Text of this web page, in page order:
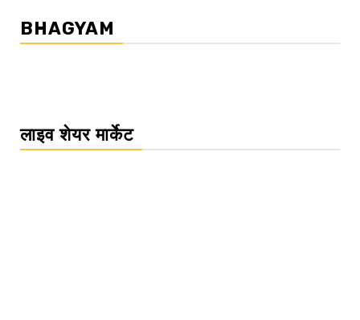
BHAGYAM
लाइव शेयर मार्केट